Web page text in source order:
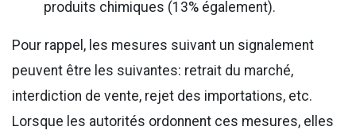
produits chimiques (13% également).
Pour rappel, les mesures suivant un signalement
peuvent être les suivantes: retrait du marché,
interdiction de vente, rejet des importations, etc.
Lorsque les autorités ordonnent ces mesures, elles